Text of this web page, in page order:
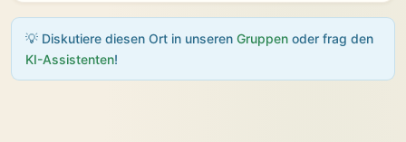
💡 Diskutiere diesen Ort in unseren Gruppen oder frag den
KI-Assistenten!